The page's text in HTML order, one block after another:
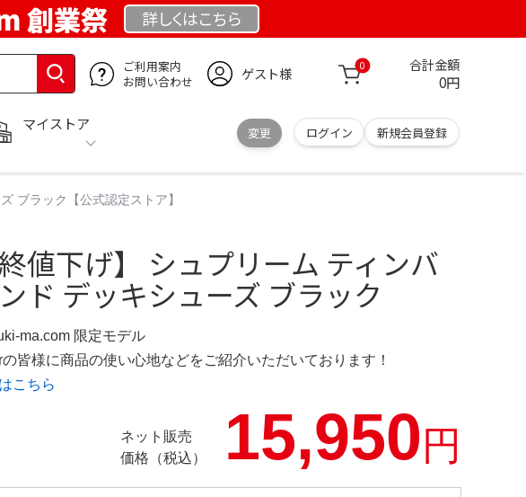
創業祭 詳しくはこちら
ご利用案内
お問い合わせ
ゲスト様 0 合計金額
0円
マイストア
変更 ログイン 新規会員登録
ブラック【公式認定ストア】
終値下げ】 シュプリーム ティンバ
ド デッキシューズ ブラック
ma.com 限定モデル
皆様に商品の使い心地などをご紹介いただいております！
こちら
ネット販売
価格（税込）
15,950円